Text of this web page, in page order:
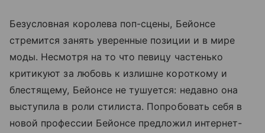
Безусловная королева поп-сцены, Бейонсе
стремится занять уверенные позиции и в мире
моды. Несмотря на то что певицу частенько
критикуют за любовь к излишне короткому и
блестящему, Бейонсе не тушуется: недавно она
выступила в роли стилиста. Попробовать себя в
новой профессии Бейонсе предложил интернет-